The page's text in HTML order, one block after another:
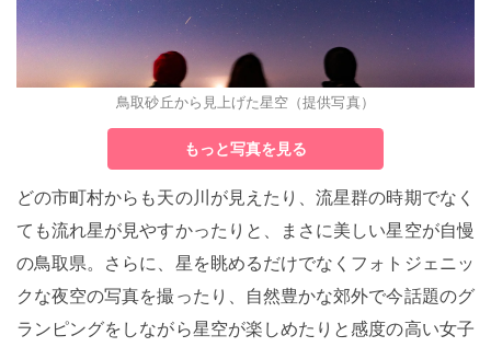
鳥取砂丘から見上げた星空（提供写真）
もっと写真を見る
どの市町村からも天の川が見えたり、流星群の時期でなく
ても流れ星が見やすかったりと、まさに美しい星空が自慢
の鳥取県。さらに、星を眺めるだけでなくフォトジェニッ
クな夜空の写真を撮ったり、自然豊かな郊外で今話題のグ
ランピングをしながら星空が楽しめたりと感度の高い女子